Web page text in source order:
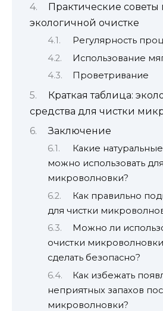
Практические советы
экологичной очистке
Регулярность
Использование
Проветривание
Краткая таблица:
средства для чистки
Заключение
Какие
можно использовать
микроволновки?
Как правильно
для чистки
Можно ли
очистки
сделать безопасно?
Как избежать
неприятных запахов
микроволновки?